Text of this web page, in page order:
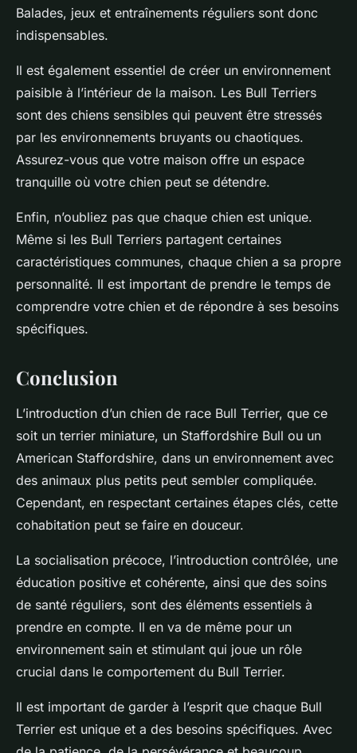
Balades, jeux et entraînements réguliers sont donc
indispensables.
Il est également essentiel de créer un environnement
paisible à l’intérieur de la maison. Les Bull Terriers
sont des chiens sensibles qui peuvent être stressés
par les environnements bruyants ou chaotiques.
Assurez-vous que votre maison offre un espace
tranquille où votre chien peut se détendre.
Enfin, n’oubliez pas que chaque chien est unique.
Même si les Bull Terriers partagent certaines
caractéristiques communes, chaque chien a sa propre
personnalité. Il est important de prendre le temps de
comprendre votre chien et de répondre à ses besoins
spécifiques.
Conclusion
L’introduction d’un chien de race Bull Terrier, que ce
soit un terrier miniature, un Staffordshire Bull ou un
American Staffordshire, dans un environnement avec
des animaux plus petits peut sembler compliquée.
Cependant, en respectant certaines étapes clés, cette
cohabitation peut se faire en douceur.
La socialisation précoce, l’introduction contrôlée, une
éducation positive et cohérente, ainsi que des soins
de santé réguliers, sont des éléments essentiels à
prendre en compte. Il en va de même pour un
environnement sain et stimulant qui joue un rôle
crucial dans le comportement du Bull Terrier.
Il est important de garder à l’esprit que chaque Bull
Terrier est unique et a des besoins spécifiques. Avec